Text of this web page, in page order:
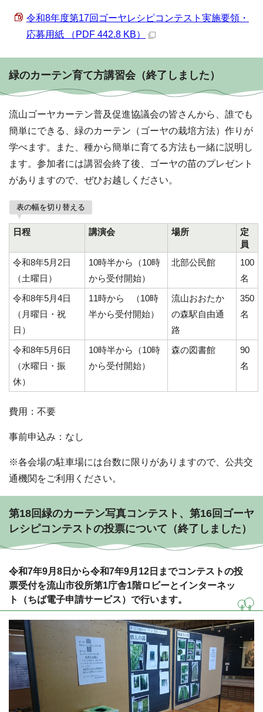
令和8年度第17回ゴーヤレシピコンテスト実施要領・
応募用紙 （PDF 442.8 KB）
緑のカーテン育て方講習会（終了しました）
流山ゴーヤカーテン普及促進協議会の皆さんから、誰でも
簡単にできる、緑のカーテン（ゴーヤの栽培方法）作りが
学べます。また、種から簡単に育てる方法も一緒に説明し
ます。参加者には講習会終了後、ゴーヤの苗のプレゼント
がありますので、ぜひお越しください。
表の幅を切り替える
日程 講演会 場所
定
員
令和8年5月2日
（土曜日）
10時半から（10時
から受付開始）
北部公民館
100
名
令和8年5月4日
（月曜日・祝
日）
11時から （10時
半から受付開始）
流山おおたか
の森駅自由通
路
350
名
令和8年5月6日
（水曜日・振
休）
10時半から（10時
から受付開始）
森の図書館
90
名
費用：不要
事前申込み：なし
※各会場の駐車場には台数に限りがありますので、公共交
通機関をご利用ください。
第18回緑のカーテン写真コンテスト、第16回ゴーヤ
レシピコンテストの投票について（終了しました）
令和7年9月8日から令和7年9月12日までコンテストの投
票受付を流山市役所第1庁舎1階ロビーとインターネッ
ト（ちば電子申請サービス）で行います。